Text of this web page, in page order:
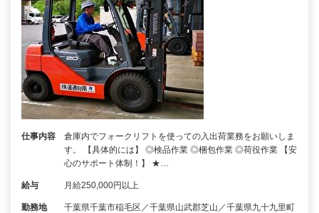
仕事内容
倉庫内でフォークリフトを使っての入出荷業務をお願いしま
す。 【具体的には】 ◎検品作業 ◎梱包作業 ◎荷役作業 【安
心のサポート体制！】 ★…
給与 月給250,000円以上
勤務地
千葉県千葉市稲毛区／千葉県山武郡芝山／千葉県九十九里町